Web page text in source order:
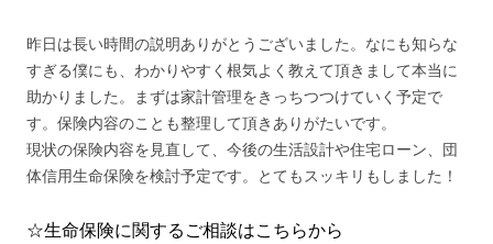
昨日は長い時間の説明ありがとうございました。なにも知らな
すぎる僕にも、わかりやすく根気よく教えて頂きまして本当に
助かりました。まずは家計管理をきっちつつけていく予定で
す。保険内容のことも整理して頂きありがたいです。
現状の保険内容を見直して、今後の生活設計や住宅ローン、団
体信用生命保険を検討予定です。とてもスッキリもしました！
☆生命保険に関するご相談はこちらから